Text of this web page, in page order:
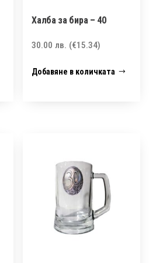
Халба за бира – 40
30.00лв. (€15.34)
Добавяне в количката